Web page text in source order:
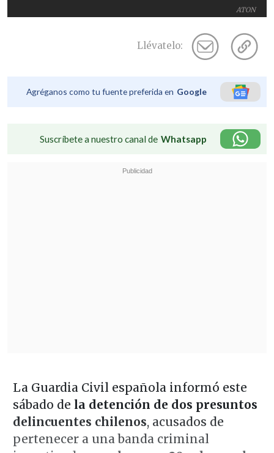
ATON
Llévatelo:
Agréganos como tu fuente preferida en Google
Suscríbete a nuestro canal de Whatsapp
La Guardia Civil española informó este
sábado de la detención de dos presuntos
delincuentes chilenos, acusados de
pertenecer a una banda criminal